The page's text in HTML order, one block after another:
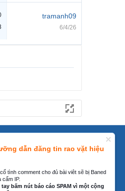
dẫn đăng tin rao vặt hiệu
tình comment cho đủ bài viêt sẽ bị Baned
cấm IP.
bấm nút báo cáo SPAM vì một cộng
tramanh09
6/4/26